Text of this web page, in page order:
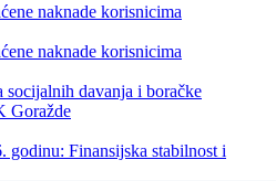
naknade korisnicima
naknade korisnicima
socijalnih davanja i boračke
Goražde
godinu: Finansijska stabilnost i